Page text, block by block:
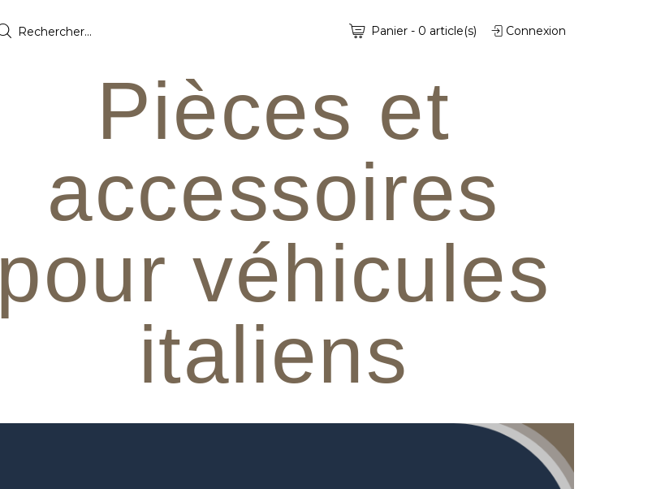
Panier - 0 article(s) Connexion
Pièces et
accessoires
pour véhicules
italiens